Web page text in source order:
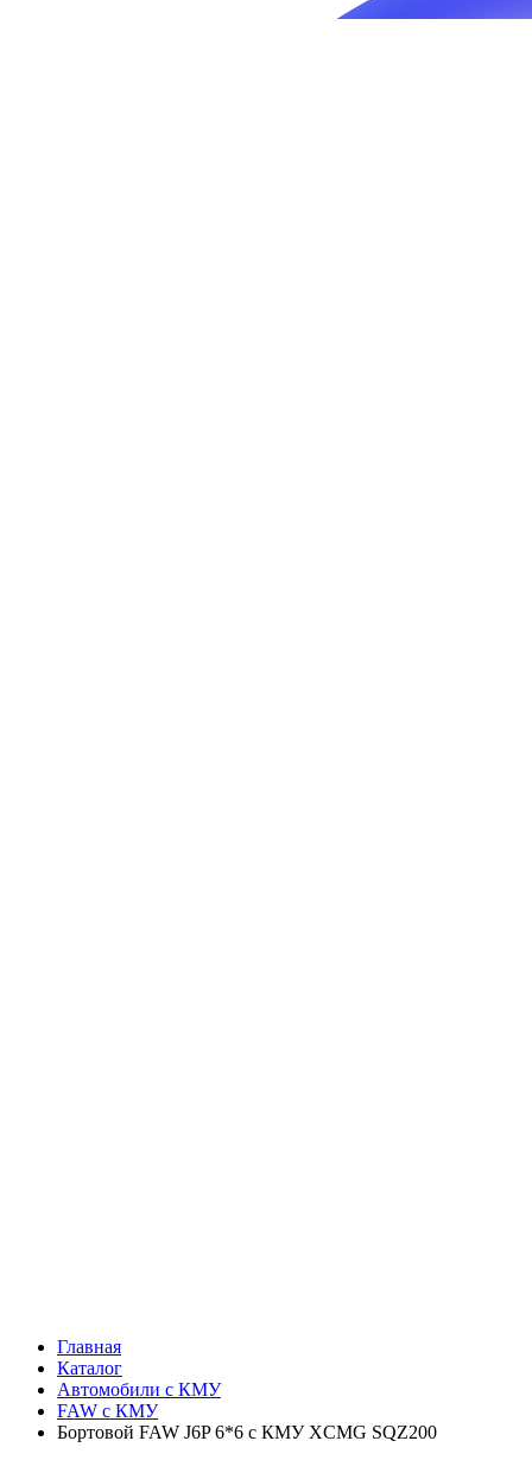
Главная
Каталог
Автомобили с КМУ
FAW c КМУ
Бортовой FAW J6P 6*6 с КМУ XCMG SQZ200